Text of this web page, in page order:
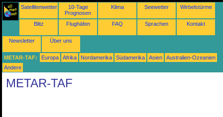
Satellitenwetter
10-Tage
Prognosen
Klima Seewetter Wirbelstürme
Blitz Flughäfen FAQ Sprachen Kontakt
Newsletter Über uns
METAR-TAF: Europa Afrika Nordamerika Südamerika Asien
Australien-Ozeanien
Andere
METAR-TAF